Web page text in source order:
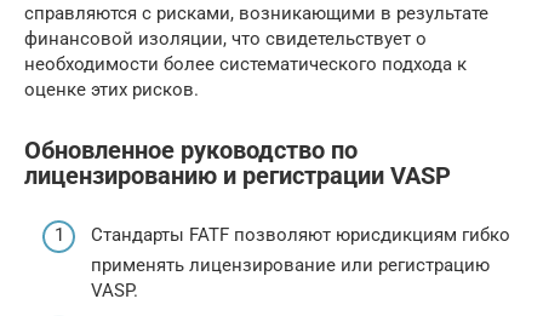
справляются с рисками, возникающими в результате
финансовой изоляции, что свидетельствует о
необходимости более систематического подхода к
оценке этих рисков.
Обновленное руководство по
лицензированию и регистрации VASP
Стандарты FATF позволяют юрисдикциям гибко
применять лицензирование или регистрацию
VASP.